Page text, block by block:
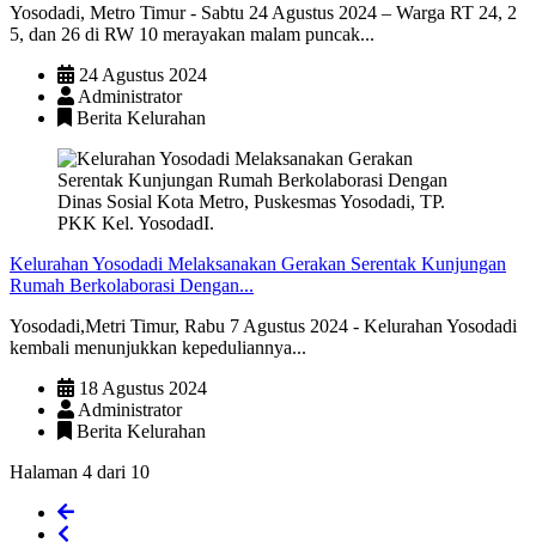
Yosodadi, Metro Timur - Sabtu 24 Agustus 2024 – Warga RT 24, 2
5, dan 26 di RW 10 merayakan malam puncak...
24 Agustus 2024
Administrator
Berita Kelurahan
Kelurahan Yosodadi Melaksanakan Gerakan Serentak Kunjungan
Rumah Berkolaborasi Dengan...
Yosodadi,Metri Timur, Rabu 7 Agustus 2024 - Kelurahan Yosodadi
kembali menunjukkan kepeduliannya...
18 Agustus 2024
Administrator
Berita Kelurahan
Halaman 4 dari 10